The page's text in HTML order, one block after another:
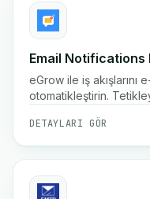
Email Notifications
eGrow ile iş akışlarını
otomatikleştirin.
DETAYLARI GÖR